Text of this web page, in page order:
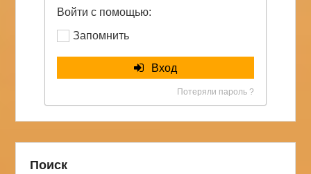
Войти с помощью:
Запомнить
Вход
Потеряли пароль ?
Поиск